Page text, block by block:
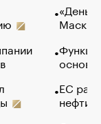
Маск в
основ
ЕС
нефти